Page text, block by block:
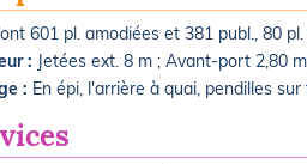
601 pl. amodiées et 381 publ., 80
: Jetées ext. 8 m ; Avant-port 2,80
: En épi, l'arrière à quai, pendilles